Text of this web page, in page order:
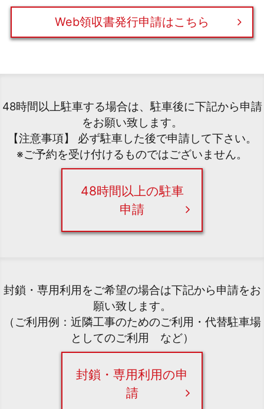
Web領収書発行申請はこちら
48時間以上駐車する場合は、駐車後に下記から申請
をお願い致します。
【注意事項】 必ず駐車した後で申請して下さい。
※ご予約を受け付けるものではございません。
48時間以上の駐車
申請
封鎖・専用利用をご希望の場合は下記から申請をお
願い致します。
（ご利用例：近隣工事のためのご利用・代替駐車場
としてのご利用 など）
封鎖・専用利用の申
請